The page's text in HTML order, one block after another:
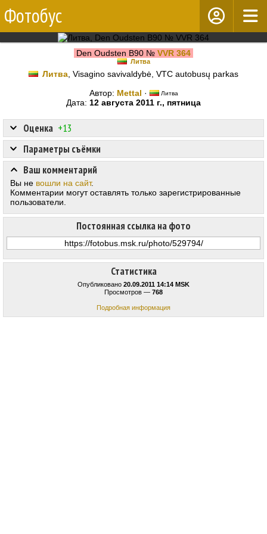
Фотобус
Den Oudsten B90 № VVR 364
Литва
Литва , Visagino savivaldybė, VTC autobusų parkas
Автор: Mettal · Литва
Дата: 12 августа 2011 г., пятница
Статистика
Опубликовано 20.09.2011 14:14 MSK
Просмотров — 768
Подробная информация
Оценка +13
Постоянная ссылка на фото
Параметры съёмки
Ваш комментарий
Вы не вошли на сайт.
Комментарии могут оставлять только зарегистрированные
пользователи.